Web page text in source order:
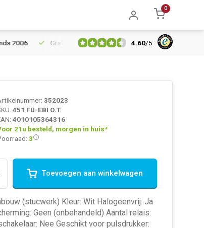
0
Gratis verzending vanaf € 150 5% extra korting
4.60/5
352023
451 FU-EBI O.T.
4010105364316
21u besteld, morgen in huis*
3
Toevoegen aan winkelwagen
(stucwerk) Kleur: Wit Halogeenvrij: Ja
Geen (onbehandeld) Aantal relais:
Nee Geschikt voor pulsdrukker: